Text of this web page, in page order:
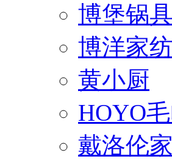
博堡锅具
博洋家纺
黄小厨
HOYO毛
戴洛伦